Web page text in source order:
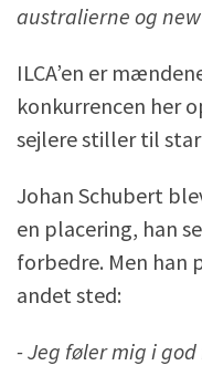
australierne og
ILCA’en er
konkurrencen her
sejlere stiller til
Johan Schubert
en placering, han
forbedre. Men han
andet sted:
- Jeg føler mig i